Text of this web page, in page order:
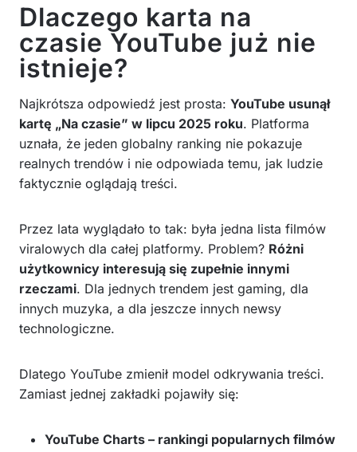
Dlaczego karta na
czasie YouTube już nie
istnieje?
Najkrótsza odpowiedź jest prosta: YouTube usunął
kartę „Na czasie” w lipcu 2025 roku. Platforma
uznała, że jeden globalny ranking nie pokazuje
realnych trendów i nie odpowiada temu, jak ludzie
faktycznie oglądają treści.
Przez lata wyglądało to tak: była jedna lista filmów
viralowych dla całej platformy. Problem? Różni
użytkownicy interesują się zupełnie innymi
rzeczami. Dla jednych trendem jest gaming, dla
innych muzyka, a dla jeszcze innych newsy
technologiczne.
Dlatego YouTube zmienił model odkrywania treści.
Zamiast jednej zakładki pojawiły się:
YouTube Charts – rankingi popularnych filmów